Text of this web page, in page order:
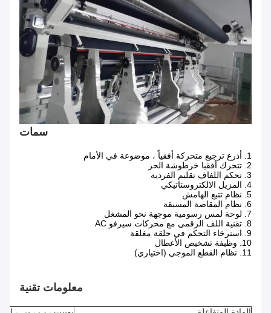
سمات
1. أذرع ترجيع متحركة أفقياً ، موضوعة في الأمام
2. تتحرك أفقيا خرطوشة الحز
3. تحكم اللفاف تقليم الفردية
4. المزيل الالكتروستاتيكي
5. نظام تتبع الهامش
6. نظام المقاصة المسبقة
7. لوحة لمس رسومية موجهة نحو المشغل
8. تقنية اللف الرقمي مع محركات سيرفو AC
9. استرخاء التحكم في حلقة مغلقة
10. وظيفة تشخيص الأعطال
11. نظام القطع الموجي (اختياري)
معلومات تقنية